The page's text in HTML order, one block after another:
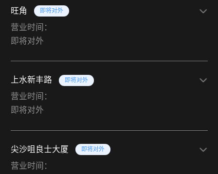
旺角 即将对外
营业时间：
即将对外
上水新丰路 即将对外
营业时间：
即将对外
尖沙咀良士大厦 即将对外
营业时间：